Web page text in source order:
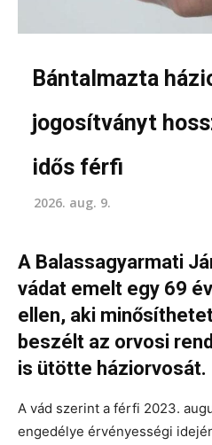
Bántalmazta
jogosítványt
idős férfi
2026. aug. 9.
A Balassagyarmati
vádat emelt egy 69
ellen, aki
beszélt az orvosi
is ütötte háziorvosát.
A vád szerint a férfi 2023.
engedélye érvényességi